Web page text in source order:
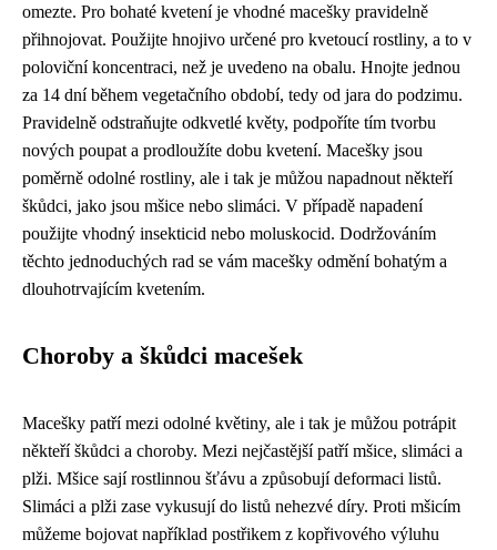
omezte. Pro bohaté kvetení je vhodné macešky pravidelně
přihnojovat. Použijte hnojivo určené pro kvetoucí rostliny, a to v
poloviční koncentraci, než je uvedeno na obalu. Hnojte jednou
za 14 dní během vegetačního období, tedy od jara do podzimu.
Pravidelně odstraňujte odkvetlé květy, podpoříte tím tvorbu
nových poupat a prodloužíte dobu kvetení. Macešky jsou
poměrně odolné rostliny, ale i tak je můžou napadnout někteří
škůdci, jako jsou mšice nebo slimáci. V případě napadení
použijte vhodný insekticid nebo moluskocid. Dodržováním
těchto jednoduchých rad se vám macešky odmění bohatým a
dlouhotrvajícím kvetením.
Choroby a škůdci macešek
Macešky patří mezi odolné květiny, ale i tak je můžou potrápit
někteří škůdci a choroby. Mezi nejčastější patří mšice, slimáci a
plži. Mšice sají rostlinnou šťávu a způsobují deformaci listů.
Slimáci a plži zase vykusují do listů nehezvé díry. Proti mšicím
můžeme bojovat například postřikem z kopřivového výluhu